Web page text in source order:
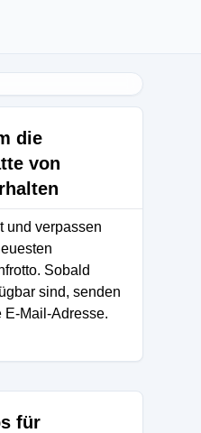
die
von
und verpassen
Sobald
sind, senden
E-Mail-Adresse.
für